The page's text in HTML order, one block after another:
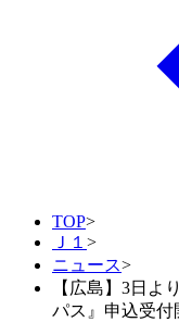
TOP>
Ｊ１ >
ニュース>
【広島】3日よ
パス』申込受付